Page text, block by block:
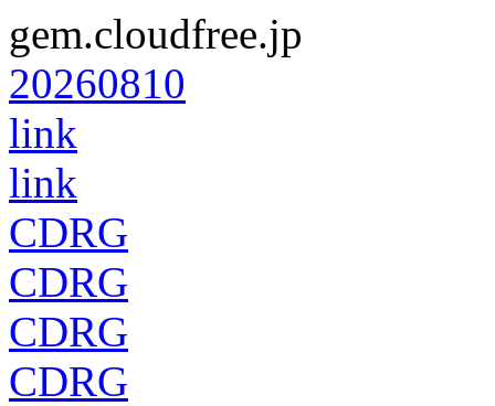
gem.cloudfree.jp
20260810
link
link
CDRG
CDRG
CDRG
CDRG